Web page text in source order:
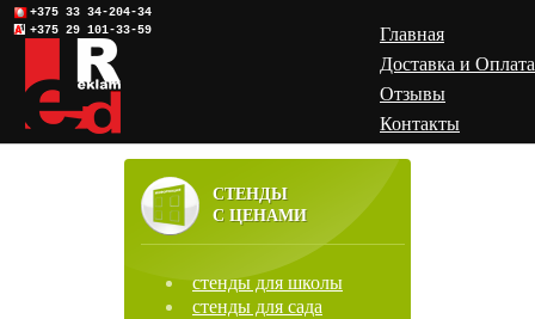
+375 33 34-204-34
+375 29 101-33-59
Главная
Доставка и Оплата
Отзывы
Контакты
СТЕНДЫ
С ЦЕНАМИ
стенды для школы
стенды для сада